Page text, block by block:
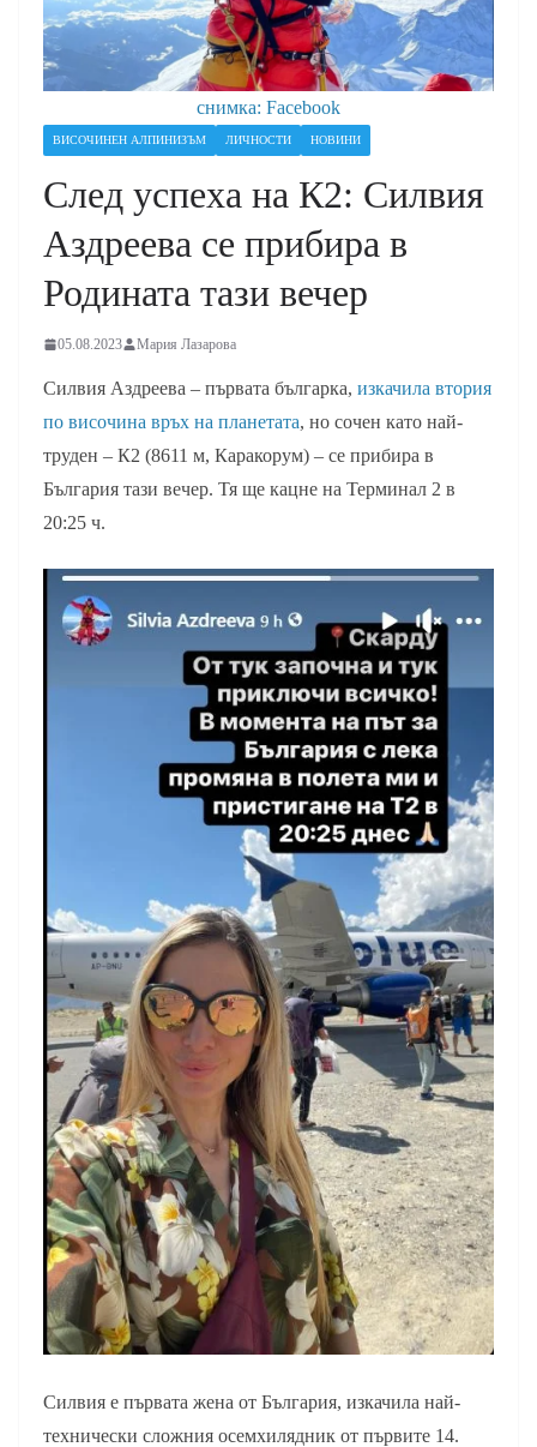
снимка: Facebook
ВИСОЧИНЕН АЛПИНИЗЪМ ЛИЧНОСТИ НОВИНИ
След успеха на К2: Силвия
Аздреева се прибира в
Родината тази вечер
05.08.2023 Мария Лазарова
Силвия Аздреева – първата българка, изкачила втория
по височина връх на планетата, но сочен като най-
труден – К2 (8611 м, Каракорум) – се прибира в
България тази вечер. Тя ще кацне на Терминал 2 в
20:25 ч.
Силвия е първата жена от България, изкачила най-
технически сложния осемхилядник от първите 14.